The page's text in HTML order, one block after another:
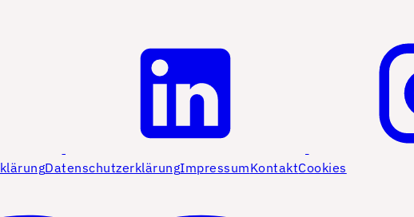
DatenschutzerklärungImpressumKontaktCookies